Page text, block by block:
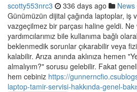
scotty553nrc3 336 days ago News
Günümüzün dijital çağında laptoplar, iş
vazgeçilmez bir parçası haline geldi.
yardımcılarımız bile kullanıma bağlı
beklenmedik sorunlar çıkarabilir veya
kalabilir. Arıza anında aklınıza hemen
almalıyım?" sorusu gelebilir. Fakat
hem cebiniz https://
laptop-tamir-servisi-hakkında-genel-